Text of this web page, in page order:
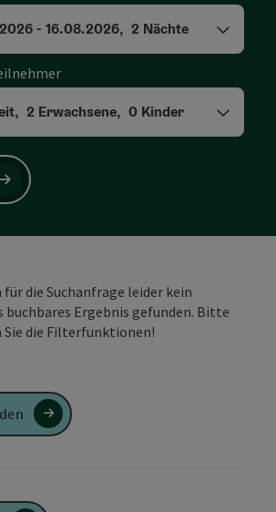
- 16.08.2026, 2 Nächte
und Personenfelder
, 2 Erwachsene, 0 Kinder
für die Suchanfrage leider kein
buchbares Ergebnis gefunden. Bitte
Sie die Filterfunktionen!